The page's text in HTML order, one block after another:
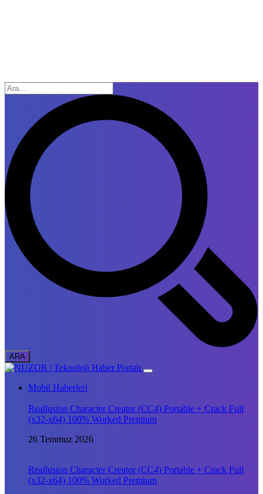
Mobil Haberleri
Reallusion Character Creator (CC4) Portable + Crack Full
(x32-x64) 100% Worked Premium
26 Temmuz 2026
Reallusion Character Creator (CC4) Portable + Crack Full
(x32-x64) 100% Worked Premium